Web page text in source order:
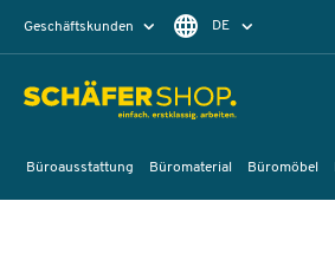
Geschäftskunden DE
Büroausstattung Büromaterial Büromöbel